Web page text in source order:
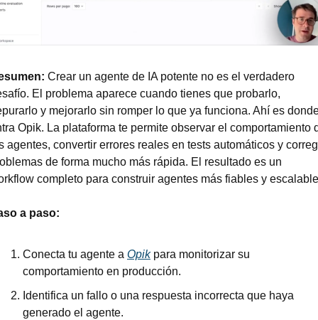
Crear un agente de IA potente no es el verdadero
El problema aparece cuando tienes que probarlo,
y mejorarlo sin romper lo que ya funciona. Ahí es
Opik. La plataforma te permite observar el comportamiento
agentes, convertir errores reales en tests automáticos y
de forma mucho más rápida. El resultado es un
completo para construir agentes más fiables y
a paso:
Conecta tu agente a Opik para monitorizar su
comportamiento en producción.
Identifica un fallo o una respuesta incorrecta que haya
generado el agente.